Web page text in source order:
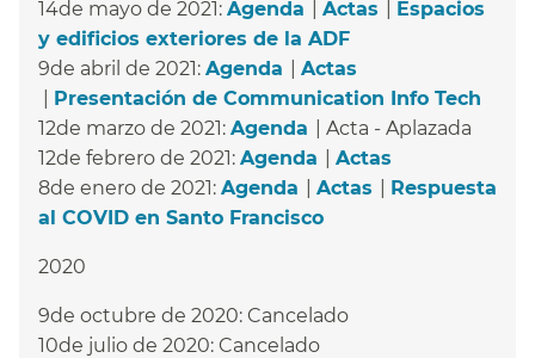
14de mayo de 2021: Agenda Actas
Espacios
y edificios exteriores de la ADF
9de abril de 2021: Agenda Actas
Presentación de Communication Info Tech
12de marzo de 2021: Agenda ​​ | Acta - Aplazada​​
12de febrero de 2021: Agenda Actas
8de enero de 2021: Agenda Actas
Respuesta
al COVID en Santo Francisco
2020
9de octubre de 2020: Cancelado​​
10de julio de 2020: Cancelado​​